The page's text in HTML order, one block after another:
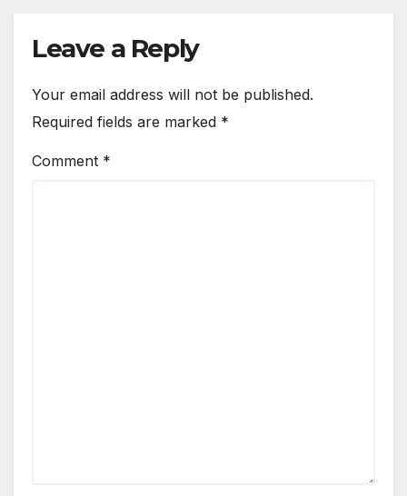
Leave a Reply
Your email address will not be published.
Required fields are marked *
Comment *